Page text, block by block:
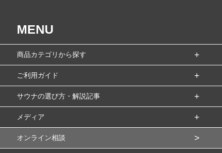
MENU
商品カテゴリから探す
ご利用ガイド
サウナの選び方・解説記事
メディア
オンライン相談